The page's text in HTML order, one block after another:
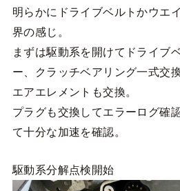
明らかにドライブベルトかウエ
界の感じ。
まずは駆動系を開けてドライブ
ー、クラッチベアリング一式交換
エアエレメントも交換。
プラグも交換してエラーログ確
て十分な加速を確認。
駆動系分解点検開始